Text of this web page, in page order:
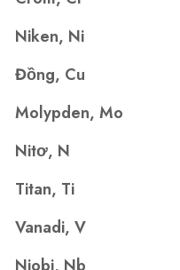
Niken, Ni
Đồng, Cu
Molypden, Mo
Nitơ, N
Titan, Ti
Vanadi, V
Niobi, Nb